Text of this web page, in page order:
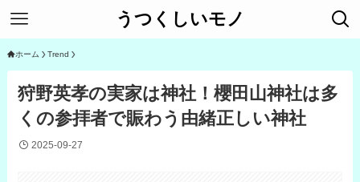
うつくしいモノ
ホーム Trend
狩野英孝の実家は神社！櫻田山神社は多
くの参拝者で賑わう由緒正しい神社
2025-09-27